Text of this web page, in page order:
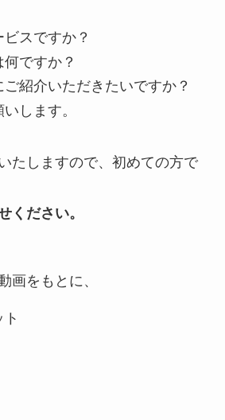
スですか？
ですか？
ご紹介いただきたいですか？
します。
たしますので、初めての方で
ください。
画をもとに、